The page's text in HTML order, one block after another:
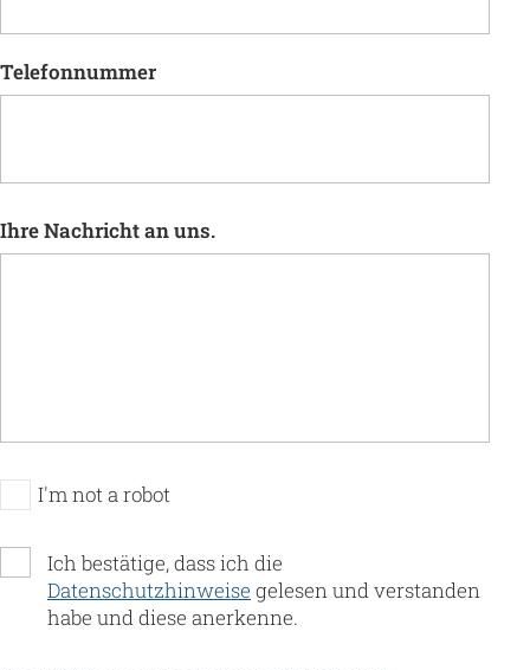
Telefonnummer
Ihre Nachricht an uns.
I'm not a robot
Ich bestätige, dass ich die
Datenschutzhinweise gelesen und verstanden
habe und diese anerkenne.